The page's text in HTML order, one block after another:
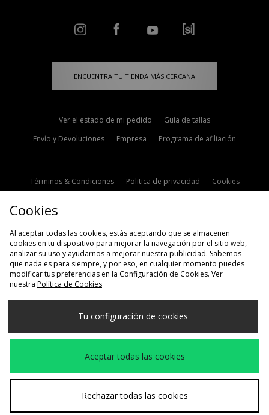
ENCUENTRA TU TIENDA MÁS CERCANA
Ver el estado de mi pedido
Guía de tallas
Envío y Devoluciones
Empresa Programa de afiliación
Términos & Condiciones Politica de privacidad
Cookies
Selecciona País
España
Aceptamos las siguientes formas de pago
Visita nuestra página corporativa en www.jdplc.com
Cookies
Al aceptar todas las cookies, estás aceptando que se almacenen
cookies en tu dispositivo para mejorar la navegación por el sitio web,
analizar su uso y ayudarnos a mejorar nuestra publicidad. Sabemos
que nada es para siempre, y por eso, en cualquier momento puedes
modificar tus preferencias en la Configuración de Cookies. Ver
nuestra Política de Cookies
Tu configuración de cookies
Aceptar todas las cookies
Rechazar todas las cookies